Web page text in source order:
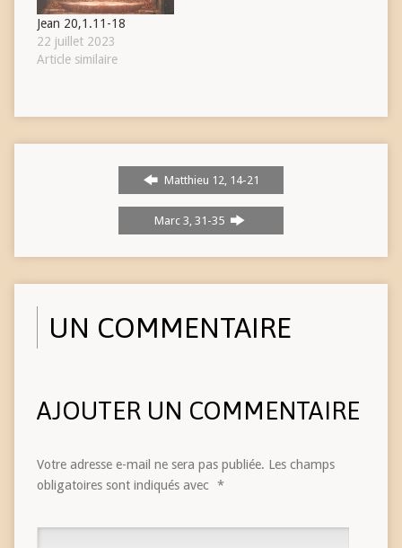
Jean 20,1.11-18
22 juillet 2023
Article similaire
Matthieu 12, 14-21
Marc 3, 31-35
UN COMMENTAIRE
AJOUTER UN COMMENTAIRE
Votre adresse e-mail ne sera pas publiée. Les champs
obligatoires sont indiqués avec *